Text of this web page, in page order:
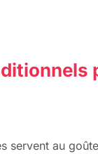
servent au